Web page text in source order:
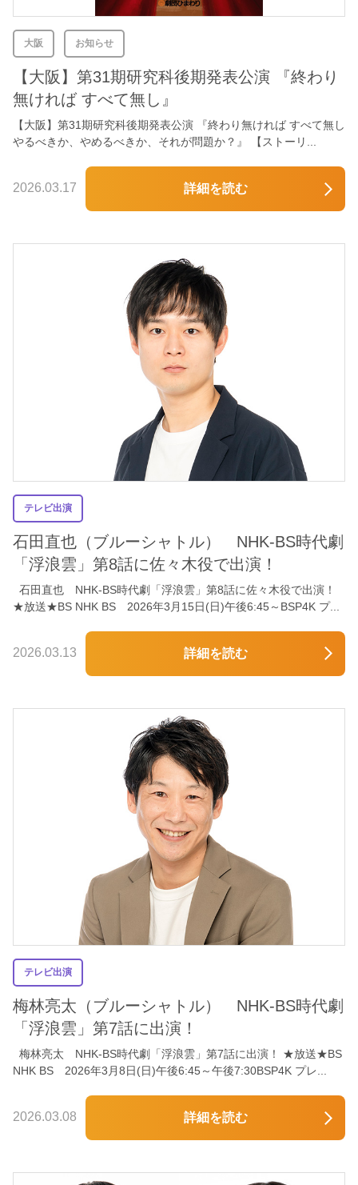
大阪 お知らせ
【大阪】第31期研究科後期発表公演 『終わり
無ければ すべて無し』
【大阪】第31期研究科後期発表公演 『終わり無ければ すべて無し
やるべきか、やめるべきか、それが問題か？』 【ストーリ...
2026.03.17 詳細を読む
テレビ出演
石田直也（ブルーシャトル） NHK-BS時代劇
「浮浪雲」第8話に佐々木役で出演！
石田直也 NHK-BS時代劇「浮浪雲」第8話に佐々木役で出演！
★放送★BS NHK BS 2026年3月15日(日)午後6:45～BSP4K プ...
2026.03.13 詳細を読む
テレビ出演
梅林亮太（ブルーシャトル） NHK-BS時代劇
「浮浪雲」第7話に出演！
梅林亮太 NHK-BS時代劇「浮浪雲」第7話に出演！ ★放送★BS
NHK BS 2026年3月8日(日)午後6:45～午後7:30BSP4K プレ...
2026.03.08 詳細を読む